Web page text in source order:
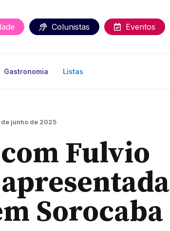
Colunistas Eventos
Gastronomia Listas
junho de 2025
com Fulvio
Sorocaba